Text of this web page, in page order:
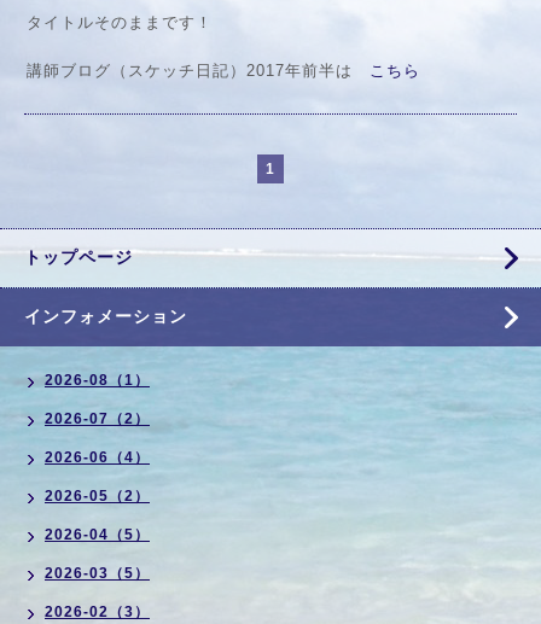
タイトルそのままです！
講師ブログ（スケッチ日記）2017年前半は こちら
1
トップページ
インフォメーション
2026-08（1）
2026-07（2）
2026-06（4）
2026-05（2）
2026-04（5）
2026-03（5）
2026-02（3）